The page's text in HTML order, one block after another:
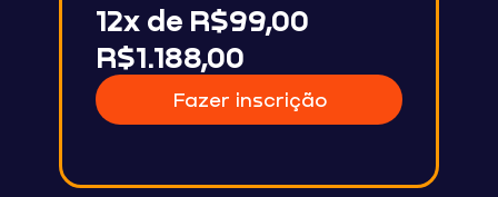
12x de R$99,00
R$1.188,00
Fazer inscrição